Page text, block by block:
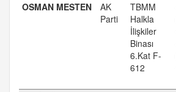
OSMAN MESTEN
AK
Parti
TBMM
Halkla
İlişkiler
Binası
6.Kat F-
612